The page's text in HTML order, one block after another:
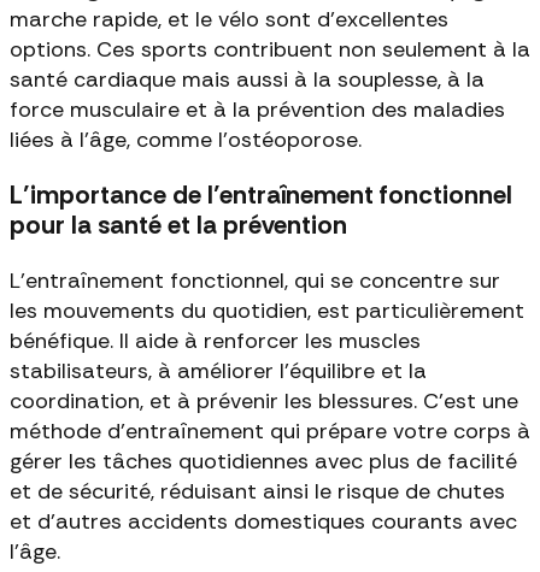
marche rapide, et le vélo sont d'excellentes
options. Ces sports contribuent non seulement à la
santé cardiaque mais aussi à la souplesse, à la
force musculaire et à la prévention des maladies
liées à l'âge, comme l'ostéoporose.
L’importance de l’entraînement fonctionnel
pour la santé et la prévention
L'entraînement fonctionnel, qui se concentre sur
les mouvements du quotidien, est particulièrement
bénéfique. Il aide à renforcer les muscles
stabilisateurs, à améliorer l'équilibre et la
coordination, et à prévenir les blessures. C'est une
méthode d'entraînement qui prépare votre corps à
gérer les tâches quotidiennes avec plus de facilité
et de sécurité, réduisant ainsi le risque de chutes
et d'autres accidents domestiques courants avec
l'âge.